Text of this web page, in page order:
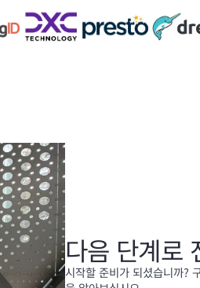
다음 단계로
시작할 준비가 되셨습니까?